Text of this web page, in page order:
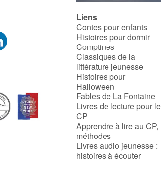
Liens
Contes pour enfants
Histoires pour dormir
Comptines
Classiques de la
littérature jeunesse
Histoires pour
Halloween
Fables de La Fontaine
Livres de lecture pour le
CP
Apprendre à lire au CP,
méthodes
Livres audio jeunesse :
histoires à écouter